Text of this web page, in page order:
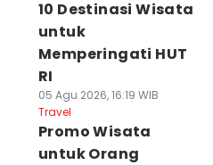
10 Destinasi Wisata
untuk
Memperingati HUT
RI
05 Agu 2026, 16:19 WIB
Travel
Promo Wisata
untuk Orang